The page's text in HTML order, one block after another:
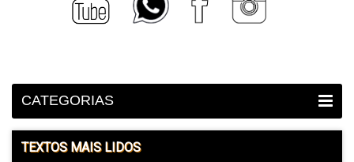
CATEGORIAS
TEXTOS MAIS LIDOS